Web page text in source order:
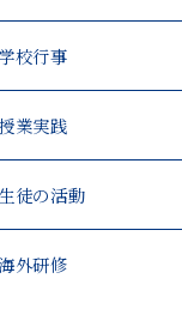
校行事
業実践
生徒の活動
外研修